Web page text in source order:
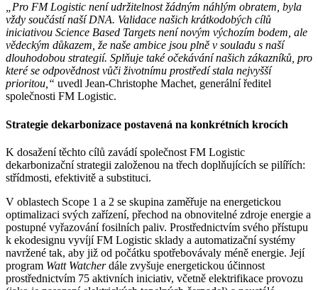
„Pro FM Logistic není udržitelnost žádným náhlým obratem, byla
vždy součástí naší DNA. Validace našich krátkodobých cílů
iniciativou Science Based Targets není novým výchozím bodem, ale
vědeckým důkazem, že naše ambice jsou plně v souladu s naší
dlouhodobou strategií. Splňuje také očekávání našich zákazníků, pro
které se odpovědnost vůči životnímu prostředí stala nejvyšší
prioritou,“ uvedl Jean-Christophe Machet, generální ředitel
společnosti FM Logistic.
Strategie dekarbonizace postavená na konkrétních krocích
K dosažení těchto cílů zavádí společnost FM Logistic
dekarbonizační strategii založenou na třech doplňujících se pilířích:
střídmosti, efektivitě a substituci.
V oblastech Scope 1 a 2 se skupina zaměřuje na energetickou
optimalizaci svých zařízení, přechod na obnovitelné zdroje energie a
postupné vyřazování fosilních paliv. Prostřednictvím svého přístupu
k ekodesignu vyvíjí FM Logistic sklady a automatizační systémy
navržené tak, aby již od počátku spotřebovávaly méně energie. Její
program Watt Watcherdále zvyšuje energetickou účinnost
prostřednictvím 75 aktivních iniciativ, včetně elektrifikace provozu